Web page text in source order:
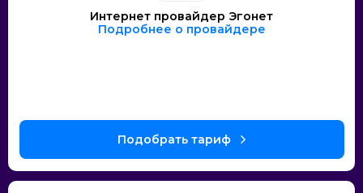
Интернет провайдер Эгонет
Подробнее о провайдере